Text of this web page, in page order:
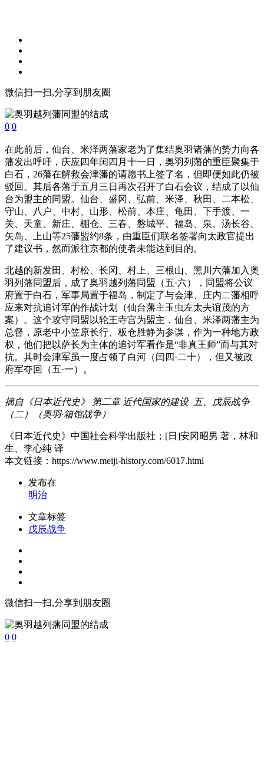
微信扫一扫,分享到朋友圈
0 0
在此前后，仙台、米泽两藩家老为了集结奥羽诸藩的势力向各
藩发出呼吁，庆应四年闰四月十一日，奥羽列藩的重臣聚集于
白石，26藩在解救会津藩的请愿书上签了名，但即便如此仍被
驳回。其后各藩于五月三日再次召开了白石会议，结成了以仙
台为盟主的同盟。仙台、盛冈、弘前、米泽、秋田、二本松、
守山、八户、中村、山形、松前、本庄、龟田、下手渡、一
关、天童、新庄、棚仓、三春、磐城平、福岛、泉、汤长谷、
矢岛、上山等25藩盟约8条，由重臣们联名签署向太政官提出
了建议书，然而派往京都的使者未能达到目的。
北越的新发田、村松、长冈、村上、三根山、黑川六藩加入奥
羽列藩同盟后，成了奥羽越列藩同盟（五·六），同盟将公议
府置于白石，军事局置于福岛，制定了与会津、庄内二藩相呼
应来对抗追讨军的作战计划（仙台藩主玉虫左太夫谊茂的方
案）。这个攻守同盟以轮王寺宫为盟主，仙台、米泽两藩主为
总督，原老中小笠原长行、板仓胜静为参谋，作为一种地方政
权，他们把以萨长为主体的追讨军看作是“非真王师”而与其对
抗。其时会津军虽一度占领了白河（闰四·二十），但又被政
府军夺回（五·一）。
摘自《日本近代史》 第二章 近代国家的建设 五、戊辰战争
（二）（奥羽·箱馆战争）
《日本近代史》中国社会科学出版社；[日]安冈昭男 著，林和
生、李心纯 译
本文链接：https://www.meiji-history.com/6017.html
发布在
明治
文章标签
戊辰战争
微信扫一扫,分享到朋友圈
0 0